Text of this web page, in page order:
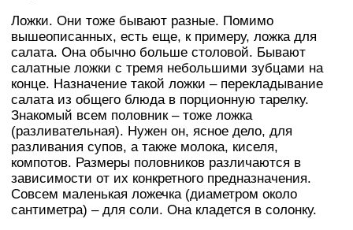
Ложки. Они тоже бывают разные. Помимо
вышеописанных, есть еще, к примеру, ложка для
салата. Она обычно больше столовой. Бывают
салатные ложки с тремя небольшими зубцами на
конце. Назначение такой ложки – перекладывание
салата из общего блюда в порционную тарелку.
Знакомый всем половник – тоже ложка
(разливательная). Нужен он, ясное дело, для
разливания супов, а также молока, киселя,
компотов. Размеры половников различаются в
зависимости от их конкретного предназначения.
Совсем маленькая ложечка (диаметром около
сантиметра) – для соли. Она кладется в солонку.